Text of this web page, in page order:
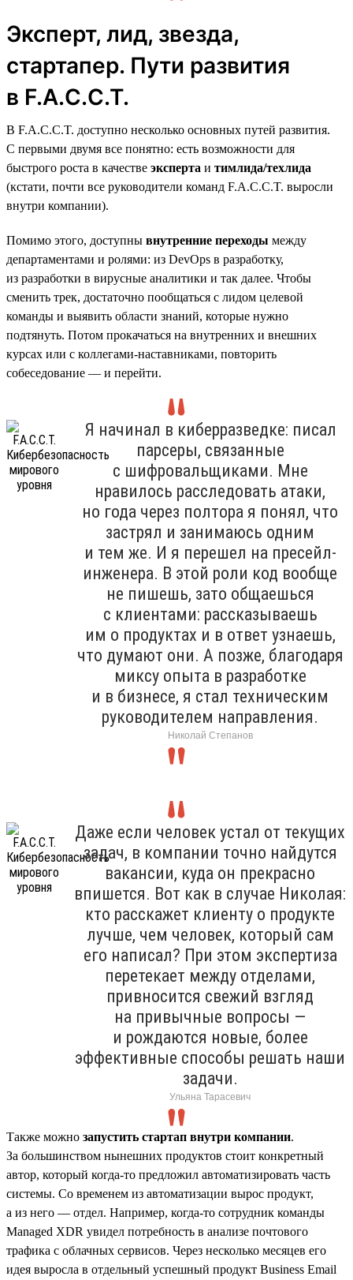
Эксперт, лид, звезда,
стартапер. Пути развития
в F.A.C.C.T.
В F.A.C.C.T. доступно несколько основных путей развития.
С первыми двумя все понятно: есть возможности для
быстрого роста в качестве эксперта и тимлида/техлида
(кстати, почти все руководители команд F.A.C.C.T. выросли
внутри компании).
Помимо этого, доступны внутренние переходы между
департаментами и ролями: из DevOps в разработку,
из разработки в вирусные аналитики и так далее. Чтобы
сменить трек, достаточно пообщаться с лидом целевой
команды и выявить области знаний, которые нужно
подтянуть. Потом прокачаться на внутренних и внешних
курсах или с коллегами-наставниками, повторить
собеседование — и перейти.
Я начинал в киберразведке: писал
парсеры, связанные
с шифровальщиками. Мне
нравилось расследовать атаки,
но года через полтора я понял, что
застрял и занимаюсь одним
и тем же. И я перешел на пресейл-
инженера. В этой роли код вообще
не пишешь, зато общаешься
с клиентами: рассказываешь
им о продуктах и в ответ узнаешь,
что думают они. А позже, благодаря
миксу опыта в разработке
и в бизнесе, я стал техническим
руководителем направления.
Николай Степанов
Даже если человек устал от текущих
задач, в компании точно найдутся
вакансии, куда он прекрасно
впишется. Вот как в случае Николая:
кто расскажет клиенту о продукте
лучше, чем человек, который сам
его написал? При этом экспертиза
перетекает между отделами,
привносится свежий взгляд
на привычные вопросы —
и рождаются новые, более
эффективные способы решать наши
задачи.
Ульяна Тарасевич
Также можно запустить стартап внутри компании.
За большинством нынешних продуктов стоит конкретный
автор, который когда-то предложил автоматизировать часть
системы. Со временем из автоматизации вырос продукт,
а из него — отдел. Например, когда-то сотрудник команды
Managed XDR увидел потребность в анализе почтового
трафика с облачных сервисов. Через несколько месяцев его
идея выросла в отдельный успешный продукт Business Email